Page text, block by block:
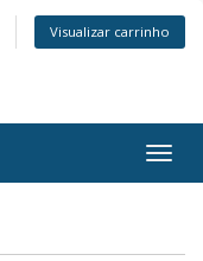
Visualizar carrinho